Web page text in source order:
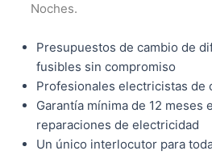
Noches.
Presupuestos de cambio de
fusibles sin compromiso
Profesionales electricistas de
Garantía mínima de 12 meses
reparaciones de electricidad
Un único interlocutor para